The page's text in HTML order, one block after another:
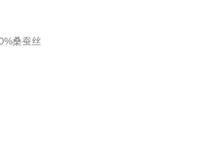
桑蚕丝